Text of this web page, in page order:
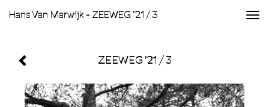
Hans Van Marwijk - ZEEWEG '21 / 3
ZEEWEG '21 / 3